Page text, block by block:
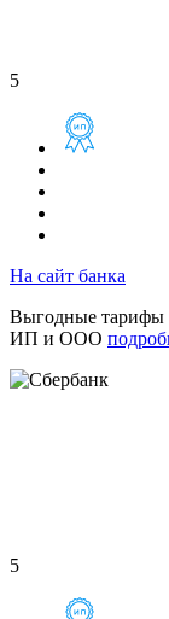
5
На сайт банка
Выгодные тарифы
ИП и ООО
5